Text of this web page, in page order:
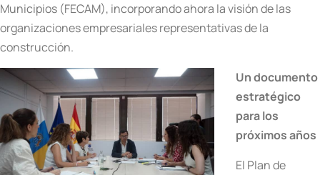
Municipios (FECAM), incorporando ahora la visión de las
organizaciones empresariales representativas de la
construcción.
Un documento
estratégico
para los
próximos años
El Plan de